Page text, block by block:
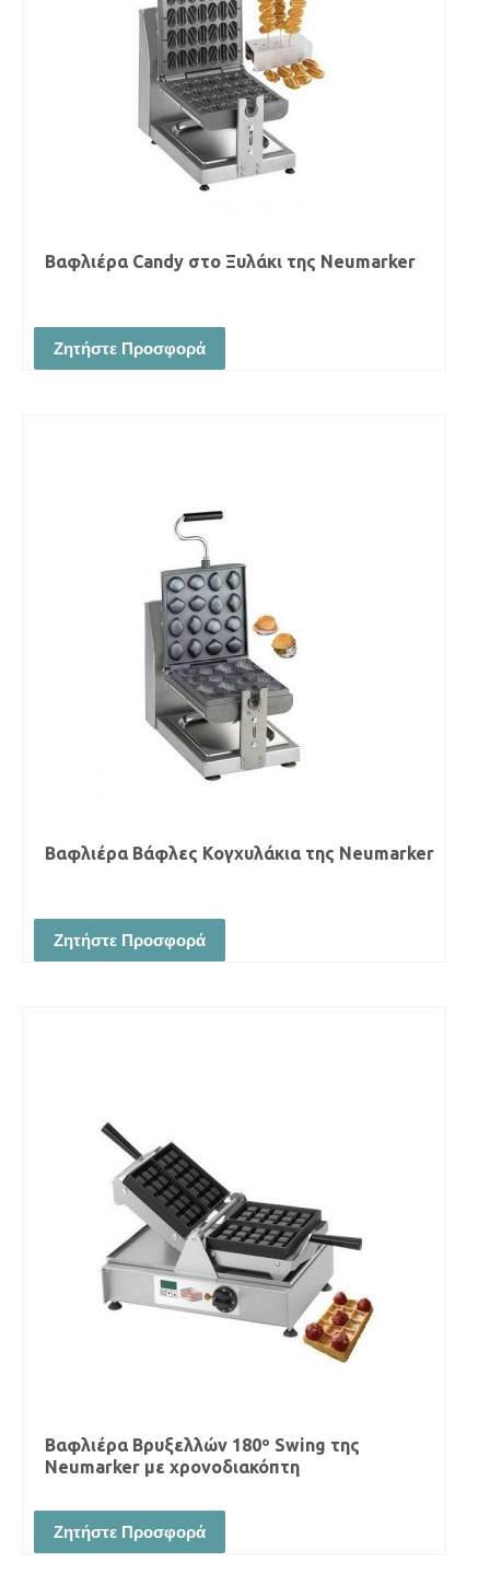
Βαφλιέρα Candy στο Ξυλάκι της Neumarker
Ζητήστε Προσφορά
Βαφλιέρα Βάφλες Κογχυλάκια της Neumarker
Ζητήστε Προσφορά
Βαφλιέρα Βρυξελλών 180º Swing της
Neumarker με χρονοδιακόπτη
Ζητήστε Προσφορά